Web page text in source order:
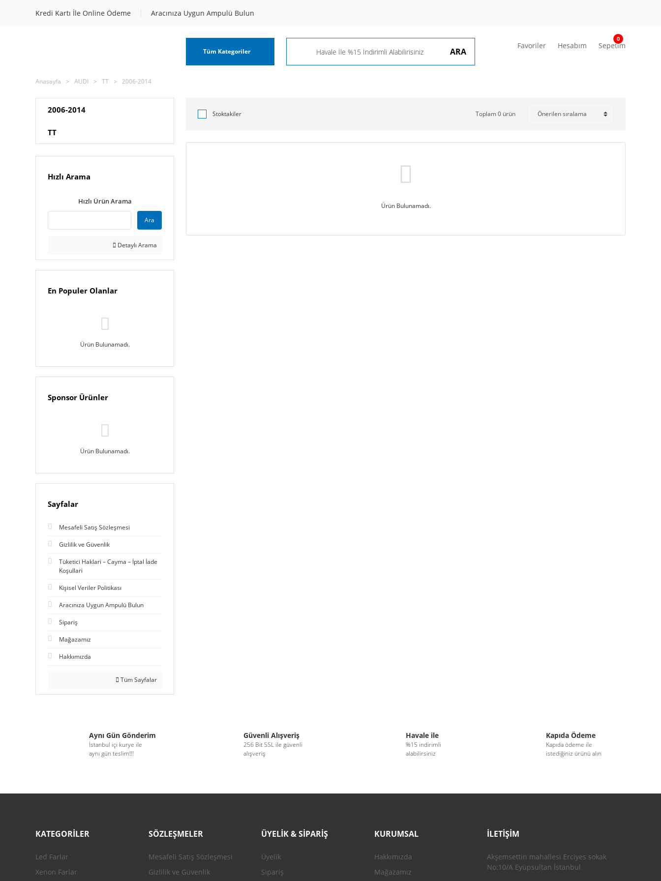
Kredi Kartı İle Online Ödeme Aracınıza Uygun Ampulü Bulun
Tüm Kategoriler ARA
Favoriler Hesabım
0
Sepetim
Anasayfa AUDI TT 2006-2014
2006-2014
TT
Hızlı Arama
Hızlı Ürün Arama
Ara
Detaylı Arama
En Populer Olanlar
Ürün Bulunamadı.
Sponsor Ürünler
Ürün Bulunamadı.
Sayfalar
Mesafeli Satış Sözleşmesi
Gizlilik ve Güvenlik
Tüketici Haklari – Cayma – İptal İade
Koşullari
Kişisel Veriler Politikası
Aracınıza Uygun Ampulü Bulun
Sipariş
Mağazamız
Hakkımızda
Tüm Sayfalar
Stoktakiler Toplam 0 ürün
Ürün Bulunamadı.
Aynı Gün Gönderim
İstanbul içi kurye ile
aynı gün teslim!!!
Güvenli Alışveriş
256 Bit SSL ile güvenli
alışveriş
Havale ile
%15 indirimli
alabilirsiniz
Kapıda Ödeme
Kapıda ödeme ile
istediğiniz ürünü alın
KATEGORİLER
Led Farlar
Xenon Farlar
SÖZLEŞMELER
Mesafeli Satış Sözleşmesi
Gizlilik ve Güvenlik
ÜYELİK & SİPARİŞ
Üyelik
Sipariş
KURUMSAL
Hakkımızda
Mağazamız
İLETİŞİM
Akşemsettin mahallesi Erciyes sokak
No:10/A Eyüpsultan İstanbul